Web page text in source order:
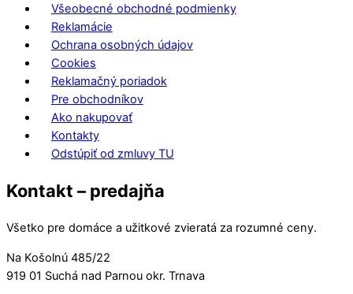
Všeobecné obchodné podmienky
Reklamácie
Ochrana osobných údajov
Cookies
Reklamačný poriadok
Pre obchodníkov
Ako nakupovať
Kontakty
Odstúpiť od zmluvy TU
Kontakt – predajňa
Všetko pre domáce a užitkové zvieratá za rozumné ceny.
Na Košolnú 485/22
919 01 Suchá nad Parnou okr. Trnava